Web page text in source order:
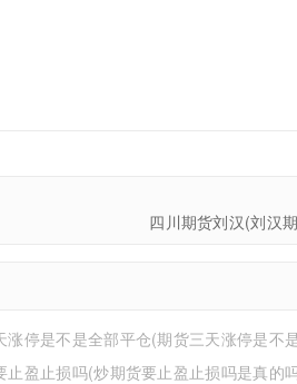
四川期货刘汉(刘汉
涨停是不是全部平仓(期货三天涨停是不
止盈止损吗(炒期货要止盈止损吗是真的